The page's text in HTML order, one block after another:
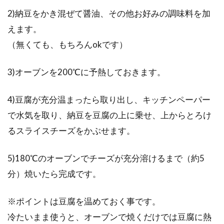
2)納豆をかき混ぜて醤油、その他お好みの調味料を加
えます。
（無くても、もちろんokです）
3)オーブンを200℃に予熱しておきます。
4)豆腐が充分温まったら取り出し、キッチンペーパー
で水気を取り、納豆を豆腐の上に乗せ、上からとろけ
るスライスチーズをかぶせます。
5)180℃のオーブンでチーズが充分溶けるまで（約5
分）焼いたら完成です。
※ポイントは豆腐を温めておく事です。
冷たいまま使うと、オーブンで焼くだけでは豆腐に熱